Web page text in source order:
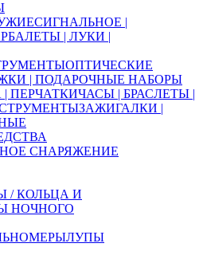
СИГНАЛЬНОЕ |
| ЛУКИ |
ОПТИЧЕСКИЕ
| ПОДАРОЧНЫЕ НАБОРЫ
ПЕРЧАТКИЧАСЫ | БРАСЛЕТЫ |
ЗАЖИГАЛКИ |
СНАРЯЖЕНИЕ
/ КОЛЬЦА И
НОЧНОГО
ЛУПЫ